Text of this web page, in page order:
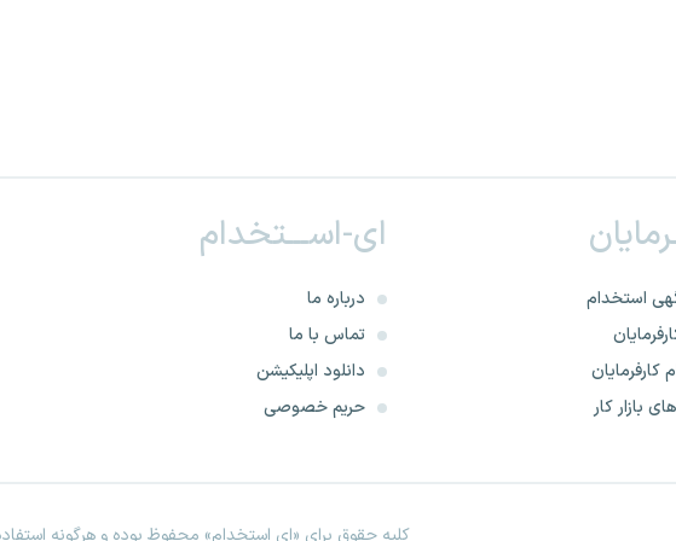
استخدام
کارفرمایان
بازار کار
ای-اســـتخدام
درباره ما
تماس با ما
دانلود اپلیکیشن
حریم خصوصی
کلیه حقوق برای «ای استخدام» محفوظ بوده و هرگونه